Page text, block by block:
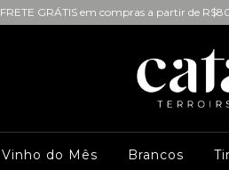
FRETE GRÁTIS em compras a partir de
Vinho do Mês Brancos